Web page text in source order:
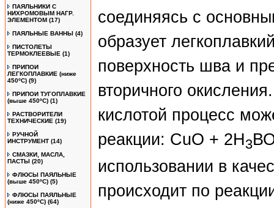
ПАЯЛЬНИКИ С
НИХРОМОВЫМ НАГР.
ЭЛЕМЕНТОМ (17)
ПАЯЛЬНЫЕ ВАННЫ (4)
ПИСТОЛЕТЫ
ТЕРМОКЛЕЕВЫЕ (1)
ПРИПОИ
ЛЕГКОПЛАВКИЕ (ниже
450ºС) (9)
ПРИПОИ ТУГОПЛАВКИЕ
(выше 450ºС) (1)
РАСТВОРИТЕЛИ
ТЕХНИЧЕСКИЕ (19)
РУЧНОЙ
ИНСТРУМЕНТ (14)
СМАЗКИ, МАСЛА,
ПАСТЫ (20)
ФЛЮСЫ ПАЯЛЬНЫЕ
(выше 450ºC) (5)
ФЛЮСЫ ПАЯЛЬНЫЕ
(ниже 450ºC) (64)
соединяясь с
образует
поверхность шва и
вторичного
кислотой процесс
реакции: СuО + 2Н3
использовании в
происходит по